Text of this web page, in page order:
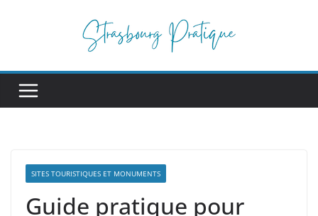
SITES TOURISTIQUES ET MONUMENTS
Guide pratique pour